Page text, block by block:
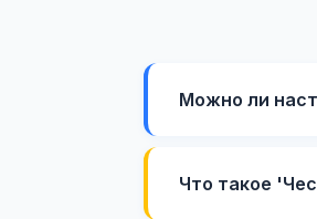
Можно ли
Что такое